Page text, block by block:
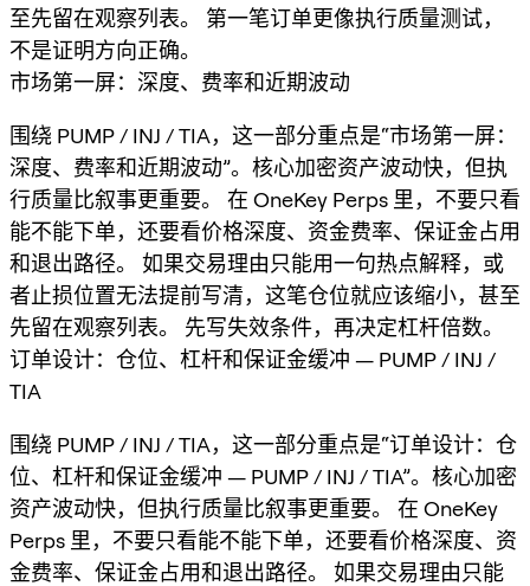
至先留在观察列表。 第一笔订单更像执行质量测试，
不是证明方向正确。
市场第一屏：深度、费率和近期波动
围绕 PUMP / INJ / TIA，这一部分重点是“市场第一屏：
深度、费率和近期波动”。核心加密资产波动快，但执
行质量比叙事更重要。 在 OneKey Perps 里，不要只看
能不能下单，还要看价格深度、资金费率、保证金占用
和退出路径。 如果交易理由只能用一句热点解释，或
者止损位置无法提前写清，这笔仓位就应该缩小，甚至
先留在观察列表。 先写失效条件，再决定杠杆倍数。
订单设计：仓位、杠杆和保证金缓冲 — PUMP / INJ /
TIA
围绕 PUMP / INJ / TIA，这一部分重点是“订单设计：仓
位、杠杆和保证金缓冲 — PUMP / INJ / TIA”。核心加密
资产波动快，但执行质量比叙事更重要。 在 OneKey
Perps 里，不要只看能不能下单，还要看价格深度、资
金费率、保证金占用和退出路径。 如果交易理由只能